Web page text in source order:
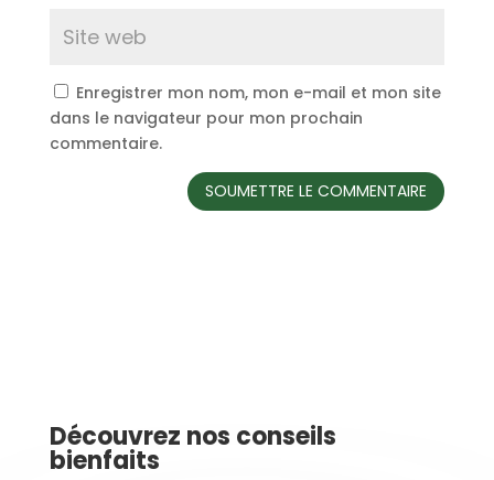
Enregistrer mon nom, mon e-mail et mon site
dans le navigateur pour mon prochain
commentaire.
SOUMETTRE LE COMMENTAIRE
Découvrez nos conseils
bienfaits